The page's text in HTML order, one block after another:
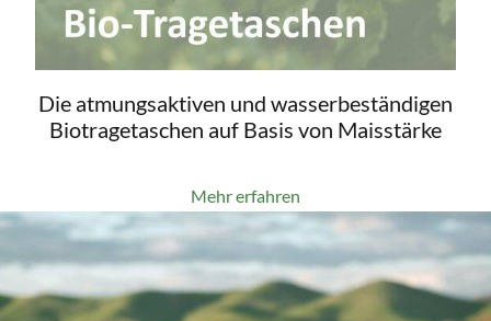
Die atmungsaktiven und wasserbeständigen
Biotragetaschen auf Basis von Maisstärke
Mehr erfahren